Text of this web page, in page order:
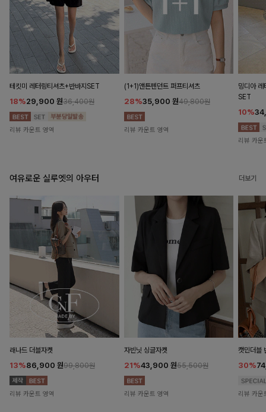
테킷미 레터링티셔츠+반바지SET
18%29,900 원36,400원
리뷰 카운트 영역
(1+1)앤튼펜던트 퍼프티셔츠
28%35,900 원49,800원
리뷰 카운트 영역
밍디아 레
SET
10%
리뷰 카운
여유로운 실루엣의 아우터 더보기
래나드 더블자켓
13%86,900 원99,800원
리뷰 카운트 영역
자빈닛 싱글자켓
21%43,900 원55,500원
리뷰 카운트 영역
캣민더블
30%
리뷰 카운